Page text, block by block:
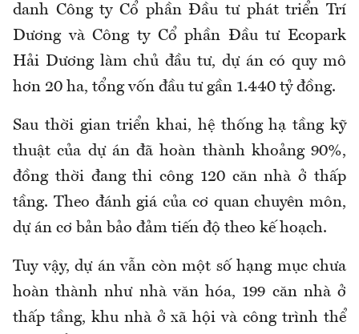
danh Công ty Cổ phần Đầu tư phát triển Trí
Dương và Công ty Cổ phần Đầu tư Ecopark
Hải Dương làm chủ đầu tư, dự án có quy mô
hơn 20 ha, tổng vốn đầu tư gần 1.440 tỷ đồng.
Sau thời gian triển khai, hệ thống hạ tầng kỹ
thuật của dự án đã hoàn thành khoảng 90%,
đồng thời đang thi công 120 căn nhà ở thấp
tầng. Theo đánh giá của cơ quan chuyên môn,
dự án cơ bản bảo đảm tiến độ theo kế hoạch.
Tuy vậy, dự án vẫn còn một số hạng mục chưa
hoàn thành như nhà văn hóa, 199 căn nhà ở
thấp tầng, khu nhà ở xã hội và công trình thể